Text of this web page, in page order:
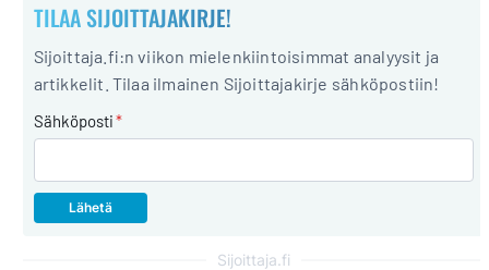
TILAA SIJOITTAJAKIRJE!
Sijoittaja.fi:n viikon mielenkiintoisimmat analyysit ja
artikkelit. Tilaa ilmainen Sijoittajakirje sähköpostiin!
Sähköposti*
Sijoittaja.fi